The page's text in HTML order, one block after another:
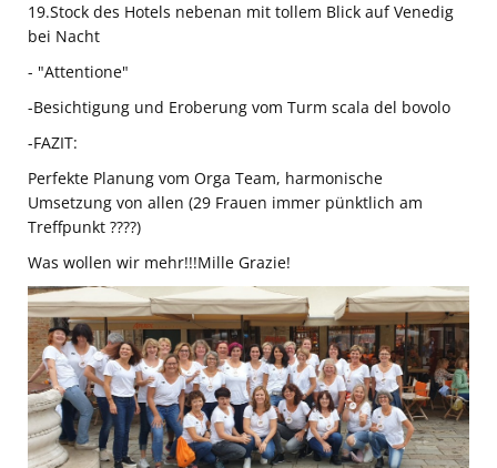
19.Stock des Hotels nebenan mit tollem Blick auf Venedig
bei Nacht
- "Attentione"
-Besichtigung und Eroberung vom Turm scala del bovolo
-FAZIT:
Perfekte Planung vom Orga Team, harmonische
Umsetzung von allen (29 Frauen immer pünktlich am
Treffpunkt ????)
Was wollen wir mehr!!!Mille Grazie!